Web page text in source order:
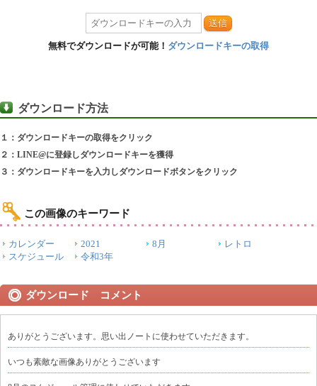
送信
無料でダウンロードが可能！ ダウンロードキーの取得
ダウンロード方法
１：ダウンロードキーの取得をクリック
２：LINE@に登録しダウンロードキーを獲得
３：ダウンロードキーを入力しダウンロードボタンをクリック
この画像のキーワード
カレンダー 2021 8月
レトロ
スケジュール
令和3年
ダウンロード コメント
ありがとうございます。思い出ノートに使わせていただきます。
いつも素敵な画像ありがとうございます